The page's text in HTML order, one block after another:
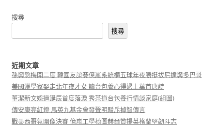
搜尋
搜尋
近期文章
孫興慜梅開二度 韓國友誼賽億嵐系統櫃五球年夜勝挺拔尼達與多巴哥
美國漢學家娶走北年夜才女 讀台包養心得過上萬首唐詩
董潔新文娛過誕辰首度落淚 秀茶道台包養行情談家庭(組圖)
傳安康亮紅燈 馬英九基金會發聲明駁斥掉智傳言
戰墨西哥氛圍像決賽 億嵐工學椅圖赫爾贊揚英格蘭堅韌斗志